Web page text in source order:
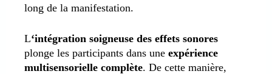
long de la manifestation.
L‘intégration soigneuse des effets sonores
plonge les participants dans une expérience
multisensorielle complète. De cette manière,